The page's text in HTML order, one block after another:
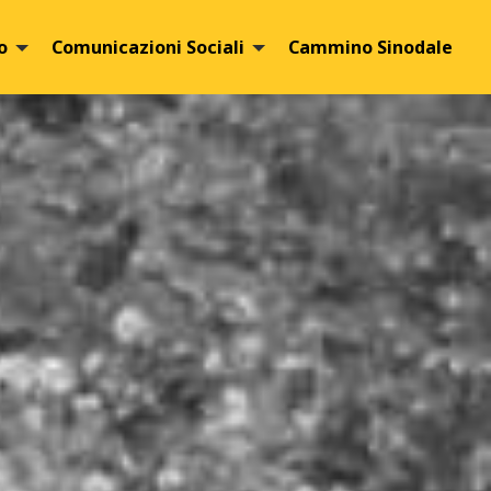
Comunicazioni Sociali Cammino Sinodale